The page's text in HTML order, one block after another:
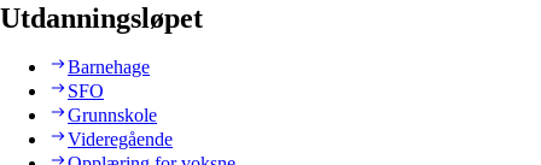
Utdanningsløpet
Barnehage
SFO
Grunnskole
Videregående